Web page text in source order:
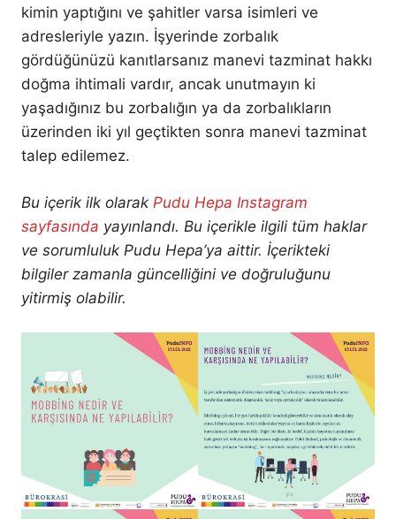
kimin yaptığını ve şahitler varsa isimleri ve
adresleriyle yazın. İşyerinde zorbalık
gördüğünüzü kanıtlarsanız manevi tazminat hakkı
doğma ihtimali vardır, ancak unutmayın ki
yaşadığınız bu zorbalığın ya da zorbalıkların
üzerinden iki yıl geçtikten sonra manevi tazminat
talep edilemez.
Bu içerik ilk olarak Pudu Hepa Instagram
sayfasında yayınlandı. Bu içerikle ilgili tüm haklar
ve sorumluluk Pudu Hepa’ya aittir. İçerikteki
bilgiler zamanla güncelliğini ve doğruluğunu
yitirmiş olabilir.